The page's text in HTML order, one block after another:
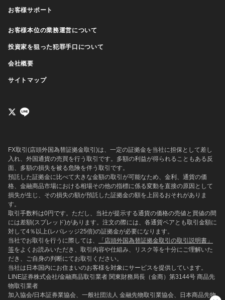
お客様サポート
お客様本位の業務運営について
投資家を狙った犯罪手口について
会社概要
サイトマップ
FX取引(店頭外国為替証拠金取引)は、一定の証拠金を当社に担保として差し
入れ、外国通貨の売買を行う取引です。多額の利益が得られることもある反
面、多額の損失を被る危険を伴う取引です。
預託した証拠金に比べて大きな金額の取引が可能なため、金利、通貨の価
格、金融商品市場における相場その他の指標に係る変動を直接の原因として
損失が生じ、その損失の額が預託した証拠金の額を上回るおそれがありま
す。
取引手数料は0円です。ただし、当社が提示する通貨の価格の売値と買値の間
には差額(スプレッド)があります。注文の際には、各通貨ペアとも取引金額に
対して4％以上(レバレッジ25倍)の証拠金が必要になります。
当社でお取引を行うに際しては、
「店頭外国為替証拠金取引の取引説明書」
等をよくお読みいただき、取引内容や仕組み、リスク等を十分にご理解いた
だき、ご自身の判断にてお取引ください。
当社は日本国内にお住まいのお客様を対象にサービスを提供しています。
LINE証券株式会社/金融商品取引業者 関東財務局長（金商）第3144号 商品先
物取引業者
加入協会/日本証券業協会、一般社団法人 金融先物取引業協会、日本商品先物